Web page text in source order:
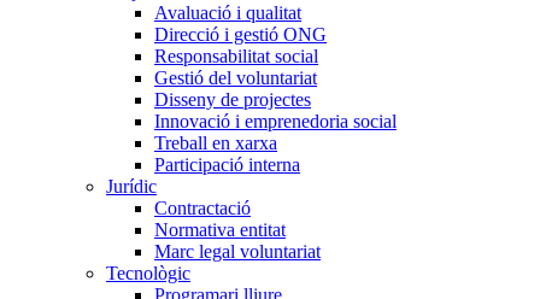
Avaluació i qualitat
Direcció i gestió ONG
Responsabilitat social
Gestió del voluntariat
Disseny de projectes
Innovació i emprenedoria social
Treball en xarxa
Participació interna
Jurídic
Contractació
Normativa entitat
Marc legal voluntariat
Tecnològic
Programari lliure